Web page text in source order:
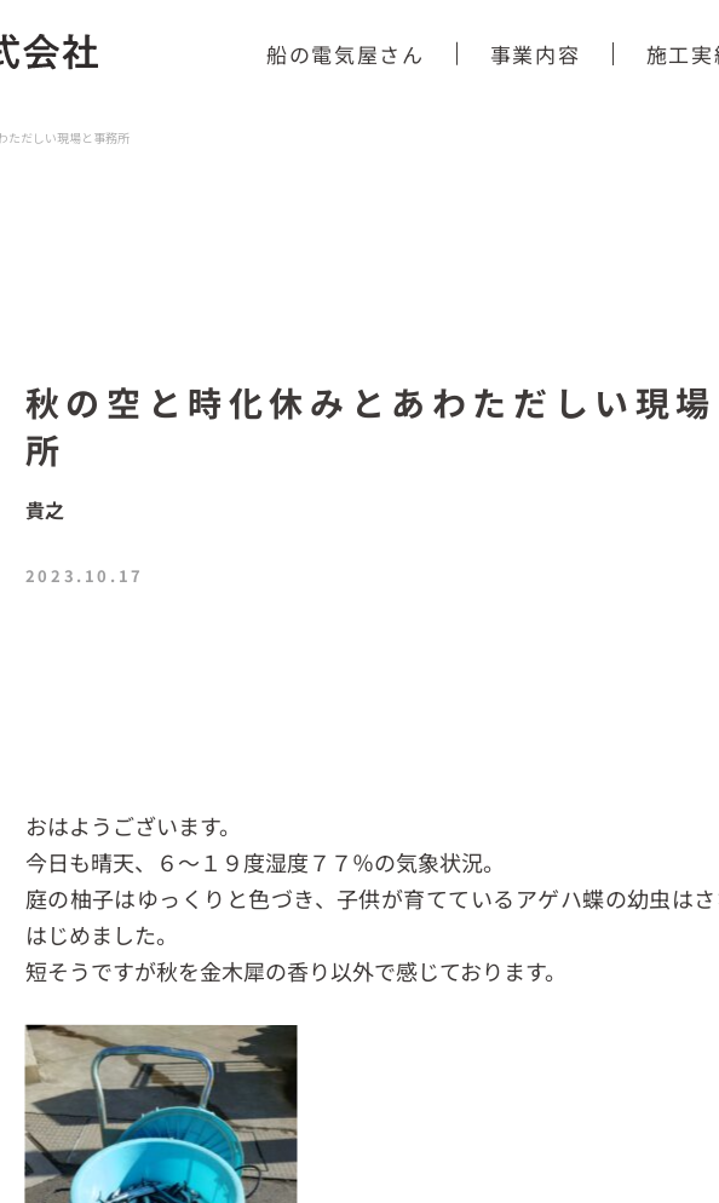
船の電気屋さん 事業内容 施工実
ただしい現場と事務所
秋の空と時化休みとあわただしい現
所
貴之
2023.10.17
おはようございます。
今日も晴天、６～１９度湿度７７％の気象状況。
庭の柚子はゆっくりと色づき、子供が育てているアゲハ蝶の幼虫は
はじめました。
短そうですが秋を金木犀の香り以外で感じております。